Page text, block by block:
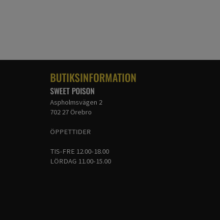
BUTIKSINFORMATION
SWEET POISON
Aspholmsvägen 2
702 27 Örebro
ÖPPETTIDER
TIS-FRE 12.00-18.00
LÖRDAG 11.00-15.00